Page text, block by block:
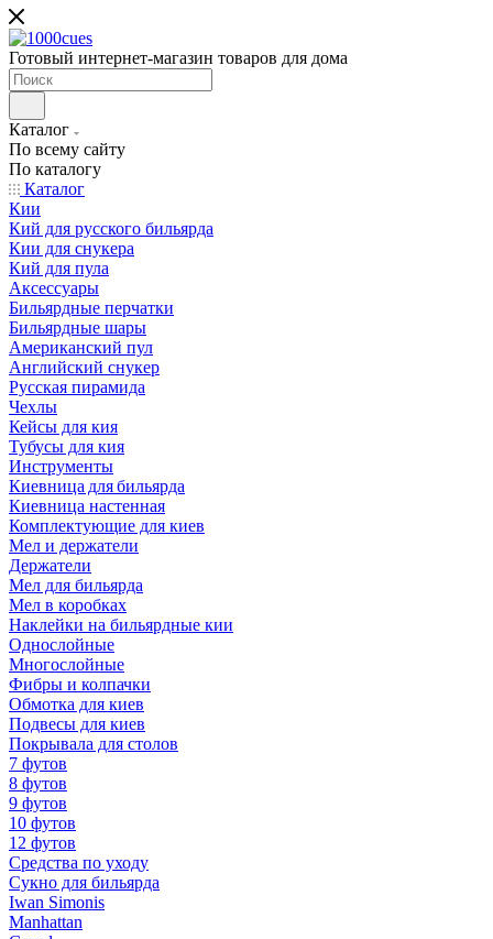
Готовый интернет-магазин товаров для дома
Каталог
По всему сайту
По каталогу
Каталог
Кии
Кий для русского бильярда
Кии для снукера
Кий для пула
Аксессуары
Бильярдные перчатки
Бильярдные шары
Американский пул
Английский снукер
Русская пирамида
Чехлы
Кейсы для кия
Тубусы для кия
Инструменты
Киевница для бильярда
Киевница настенная
Комплектующие для киев
Мел и держатели
Держатели
Мел для бильярда
Мел в коробках
Наклейки на бильярдные кии
Однослойные
Многослойные
Фибры и колпачки
Обмотка для киев
Подвесы для киев
Покрывала для столов
7 футов
8 футов
9 футов
10 футов
12 футов
Средства по уходу
Сукно для бильярда
Iwan Simonis
Manhattan